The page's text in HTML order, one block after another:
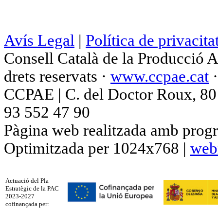
Avís Legal | Política de
Consell Català de la Producció
drets reservats · www.ccpae.cat
CCPAE | C. del Doctor Roux,
93 552 47 90
Pàgina web realitzada amb
Optimitzada per 1024x768 |
Actuació del Pla
Estratègic de la PAC
2023-2027
cofinançada per: